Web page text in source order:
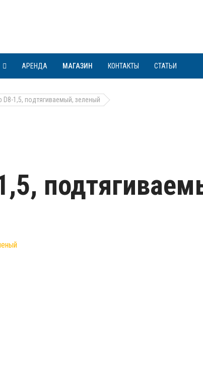
АРЕНДА МАГАЗИН КОНТАКТЫ СТАТЬИ
D8-1,5, подтягиваемый, зеленый